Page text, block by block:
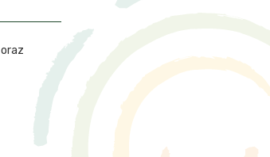
oraz